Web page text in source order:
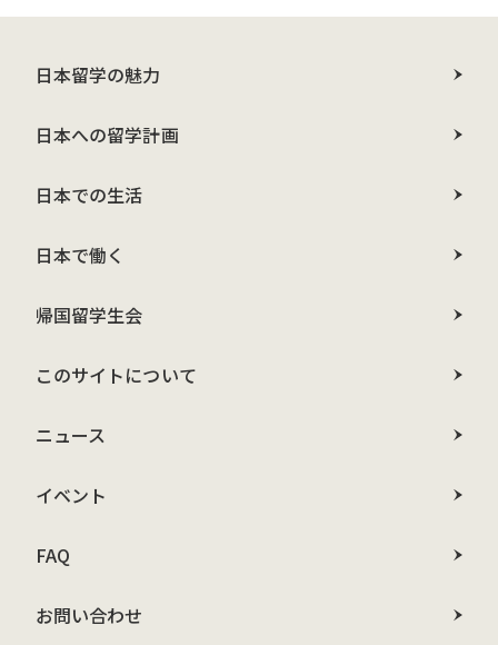
日本留学の魅力
日本への留学計画
日本での生活
日本で働く
帰国留学生会
このサイトについて
ニュース
イベント
FAQ
お問い合わせ